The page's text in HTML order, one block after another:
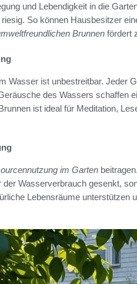
und Lebendigkeit in die
So können Hausbesitzer
Brunnen fördert
Wasser ist unbestreitbar. Jeder
des Wassers schaffen
ist ideal für Meditation,
im Garten
Wasserverbrauch gesenkt,
Lebensräume unterstützen